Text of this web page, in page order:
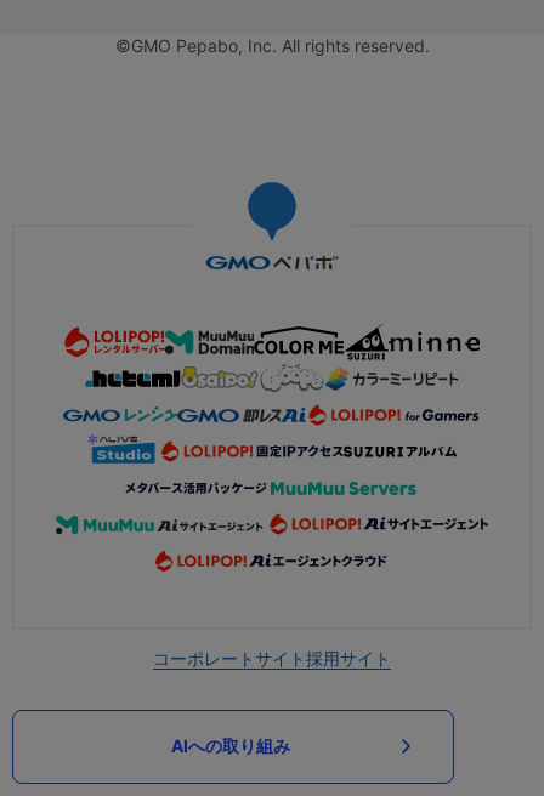
©GMO Pepabo, Inc. All rights reserved.
コーポレートサイト採用サイト
AIへの取り組み